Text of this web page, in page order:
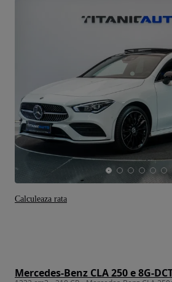
Mercedes-Benz CLA 250 e 8G-
Calculeaza rata